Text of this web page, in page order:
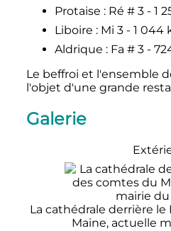
Protaise : Ré # 3 - 1
Liboire : Mi 3 - 1 044
Aldrique : Fa # 3 -
Le beffroi et l'ensemble
l'objet d'une grande
Galerie
La cathédrale derrière le
Maine, actuelle